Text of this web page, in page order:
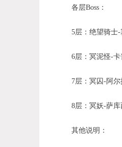
各层Boss：
5层：绝望骑士-
6层：冥泥怪-卡
7层：冥囚-阿尔
8层：冥妖-萨库
其他说明：